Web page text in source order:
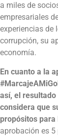
a miles de
empresariales
experiencias de
corrupción, su
economía.
En cuanto a la
así, el
considera que
propósitos
aprobación es